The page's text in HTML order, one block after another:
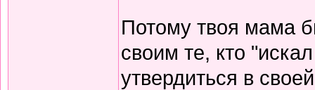
Потому твоя мама
своим те, кто
утвердиться в